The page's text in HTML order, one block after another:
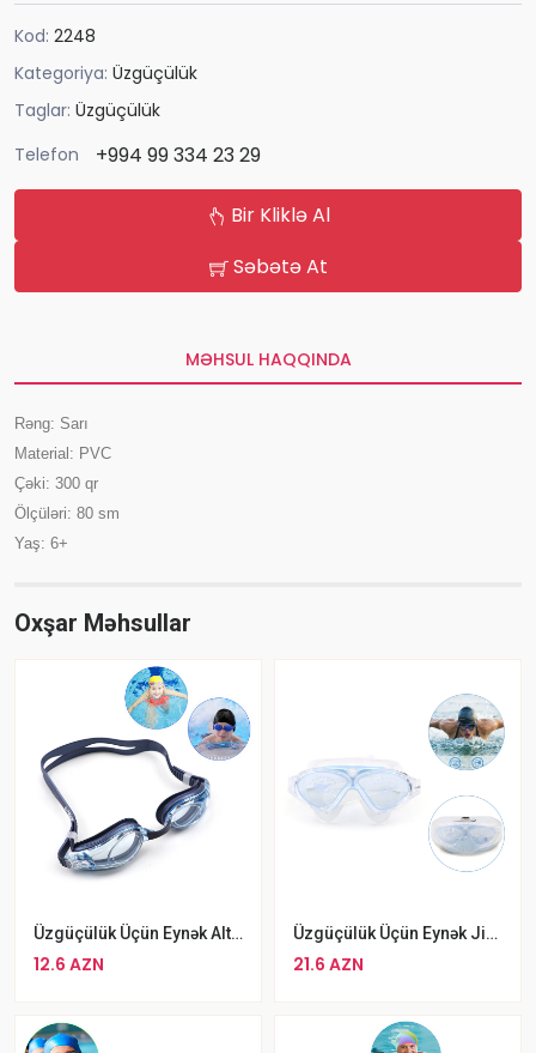
Kod: 2248
Kategoriya: Üzgüçülük
Taglar: Üzgüçülük
Telefon
+994 99 334 23 29
Bir Kliklə Al
Səbətə At
MƏHSUL HAQQINDA
Rəng: Sarı
Material: PVC
Çəki: 300 qr
Ölçüləri: 80 sm
Yaş: 6+
Oxşar Məhsullar
Üzgüçülük Üçün Eynək Altis ADG-05 Anti Fog UV 02 Eynək
12.6 AZN
Üzgüçülük Üçün Eynək Jiejia 01 Silikon Mavi Rengli
21.6 AZN